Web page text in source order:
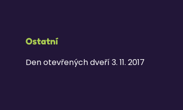
Ostatní
Den otevřených dveří 3. 11. 2017